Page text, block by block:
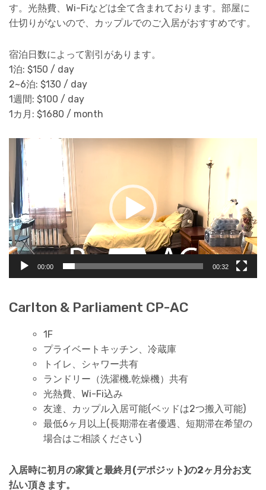
す。光熱費、Wi-Fiなどは全て含まれております。部屋に
仕切りがないので、カップルでのご入居がおすすめです。
宿泊日数によって割引があります。
1泊: $150 / day
2~6泊: $130 / day
1週間: $100 / day
1カ月: $1680 / month
Video
Player
00:00 00:32
Carlton & Parliament CP-AC
1F
プライベートキッチン、冷蔵庫
トイレ、シャワー共有
ランドリー（洗濯機,乾燥機）共有
光熱費、Wi-Fi込み
友達、カップル入居可能(ベッドは2つ搬入可能)
最低6ヶ月以上(長期滞在者優遇、短期滞在希望の
場合はご相談ください)
入居時に初月の家賃と最終月(デポジット)の2ヶ月分お支
払い頂きます。